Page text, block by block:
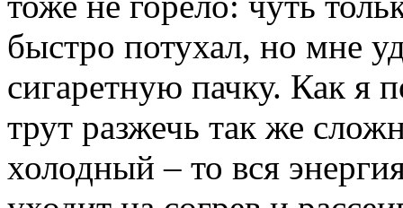
быстро потухал, но мне
сигаретную пачку. Как я
трут разжечь так же
холодный – то вся